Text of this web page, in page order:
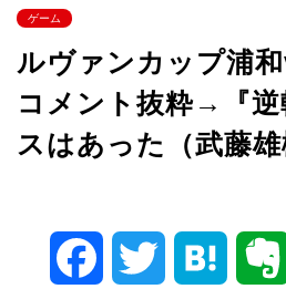
ゲーム
ルヴァンカップ浦
コメント抜粋→『逆
スはあった（武藤